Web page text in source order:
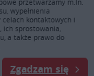
framing i in.
KAI zabronione i
baz danych i
wszelkich
serwisu
przetwarzamy m.in.
wypełnienia
celach kontaktowych i
ich sprostowania,
a także prawo do
Zgadzam się